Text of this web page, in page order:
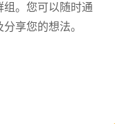
。您可以随时通
享您的想法。